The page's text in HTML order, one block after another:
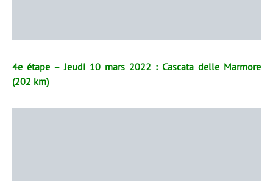
4e étape – Jeudi 10 mars 2022 : Cascata delle Marmore
(202 km)